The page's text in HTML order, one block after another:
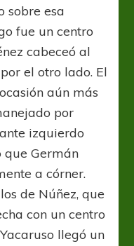
sobre esa
fue un centro
cabeceó al
el otro lado. El
aún más
por
izquierdo
que Germán
a córner.
de Núñez, que
con un centro
llegó un